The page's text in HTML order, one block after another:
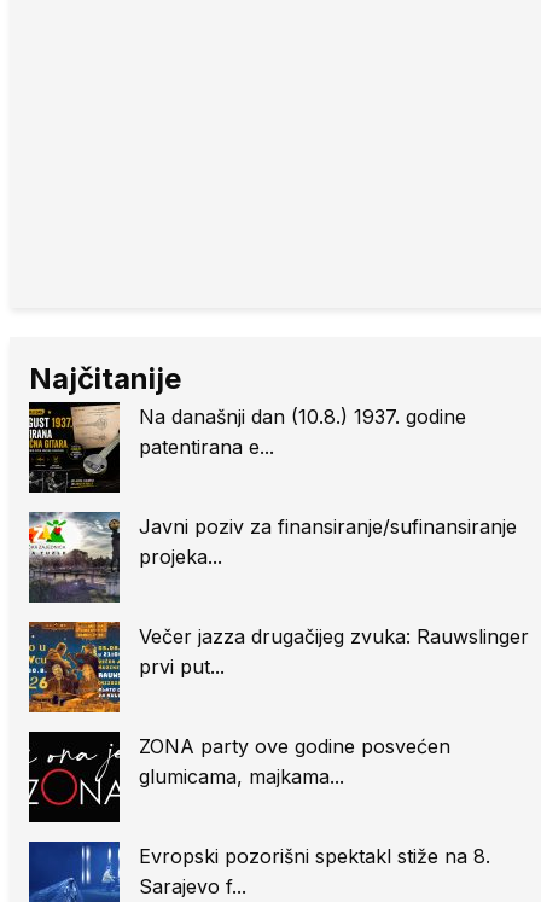
Najčitanije
Na današnji dan (10.8.) 1937. godine
patentirana e...
Javni poziv za finansiranje/sufinansiranje
projeka...
Večer jazza drugačijeg zvuka: Rauwslinger
prvi put...
ZONA party ove godine posvećen
glumicama, majkama...
Evropski pozorišni spektakl stiže na 8.
Sarajevo f...